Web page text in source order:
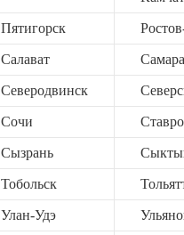
Пятигорск
Салават Самара
Северодвинск
Сочи
Сызрань
Тобольск
Улан-Удэ